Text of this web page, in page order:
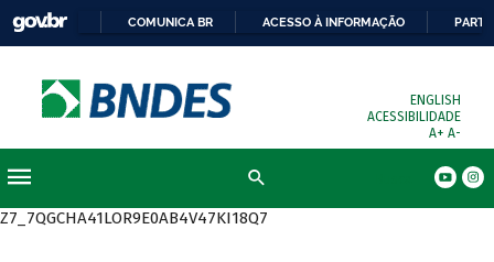
COMUNICA BR ACESSO À INFORMAÇÃO
ENGLISH
ACESSIBILIDADE
A+ A-
Z7_7QGCHA41LOR9E0AB4V47KI18Q7